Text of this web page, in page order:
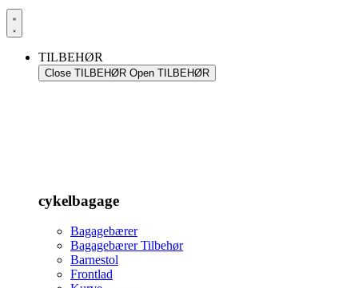
TILBEHØR
Close TILBEHØR Open TILBEHØR
cykelbagage
Bagagebærer
Bagagebærer Tilbehør
Barnestol
Frontlad